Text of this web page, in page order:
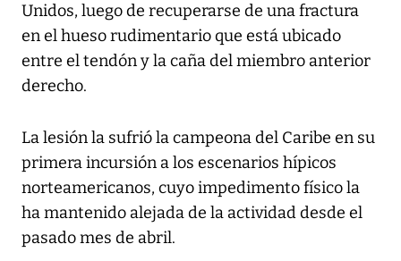
Unidos, luego de recuperarse de una fractura
en el hueso rudimentario que está ubicado
entre el tendón y la caña del miembro anterior
derecho.
La lesión la sufrió la campeona del Caribe en su
primera incursión a los escenarios hípicos
norteamericanos, cuyo impedimento físico la
ha mantenido alejada de la actividad desde el
pasado mes de abril.